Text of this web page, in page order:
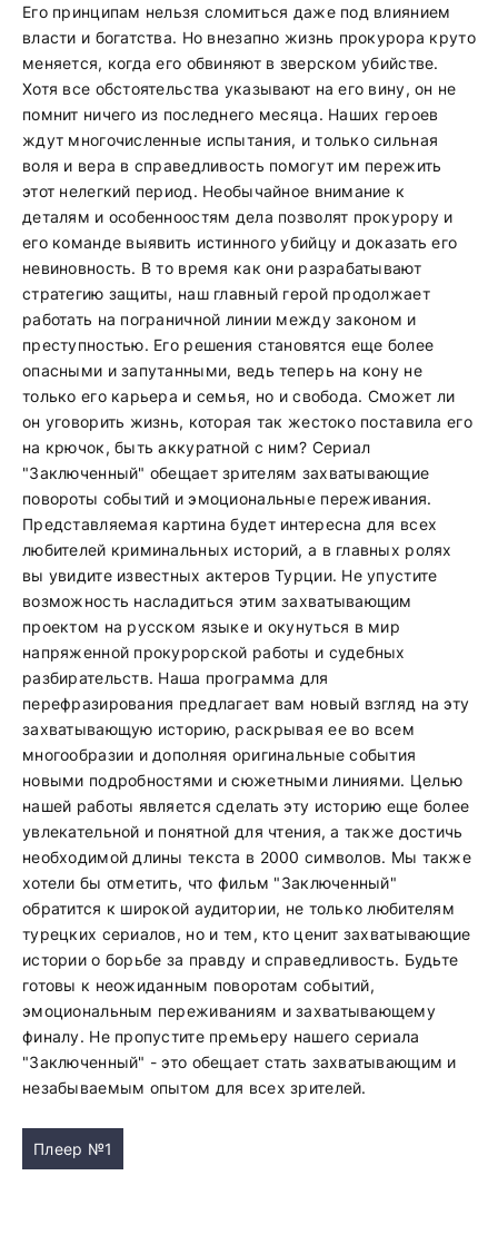
Его принципам нельзя сломиться даже под влиянием
власти и богатства. Но внезапно жизнь прокурора круто
меняется, когда его обвиняют в зверском убийстве.
Хотя все обстоятельства указывают на его вину, он не
помнит ничего из последнего месяца. Наших героев
ждут многочисленные испытания, и только сильная
воля и вера в справедливость помогут им пережить
этот нелегкий период. Необычайное внимание к
деталям и особенноостям дела позволят прокурору и
его команде выявить истинного убийцу и доказать его
невиновность. В то время как они разрабатывают
стратегию защиты, наш главный герой продолжает
работать на пограничной линии между законом и
преступностью. Его решения становятся еще более
опасными и запутанными, ведь теперь на кону не
только его карьера и семья, но и свобода. Сможет ли
он уговорить жизнь, которая так жестоко поставила его
на крючок, быть аккуратной с ним? Сериал
"Заключенный" обещает зрителям захватывающие
повороты событий и эмоциональные переживания.
Представляемая картина будет интересна для всех
любителей криминальных историй, а в главных ролях
вы увидите известных актеров Турции. Не упустите
возможность насладиться этим захватывающим
проектом на русском языке и окунуться в мир
напряженной прокурорской работы и судебных
разбирательств. Наша программа для
перефразирования предлагает вам новый взгляд на эту
захватывающую историю, раскрывая ее во всем
многообразии и дополняя оригинальные события
новыми подробностями и сюжетными линиями. Целью
нашей работы является сделать эту историю еще более
увлекательной и понятной для чтения, а также достичь
необходимой длины текста в 2000 символов. Мы также
хотели бы отметить, что фильм "Заключенный"
обратится к широкой аудитории, не только любителям
турецких сериалов, но и тем, кто ценит захватывающие
истории о борьбе за правду и справедливость. Будьте
готовы к неожиданным поворотам событий,
эмоциональным переживаниям и захватывающему
финалу. Не пропустите премьеру нашего сериала
"Заключенный" - это обещает стать захватывающим и
незабываемым опытом для всех зрителей.
Плеер №1